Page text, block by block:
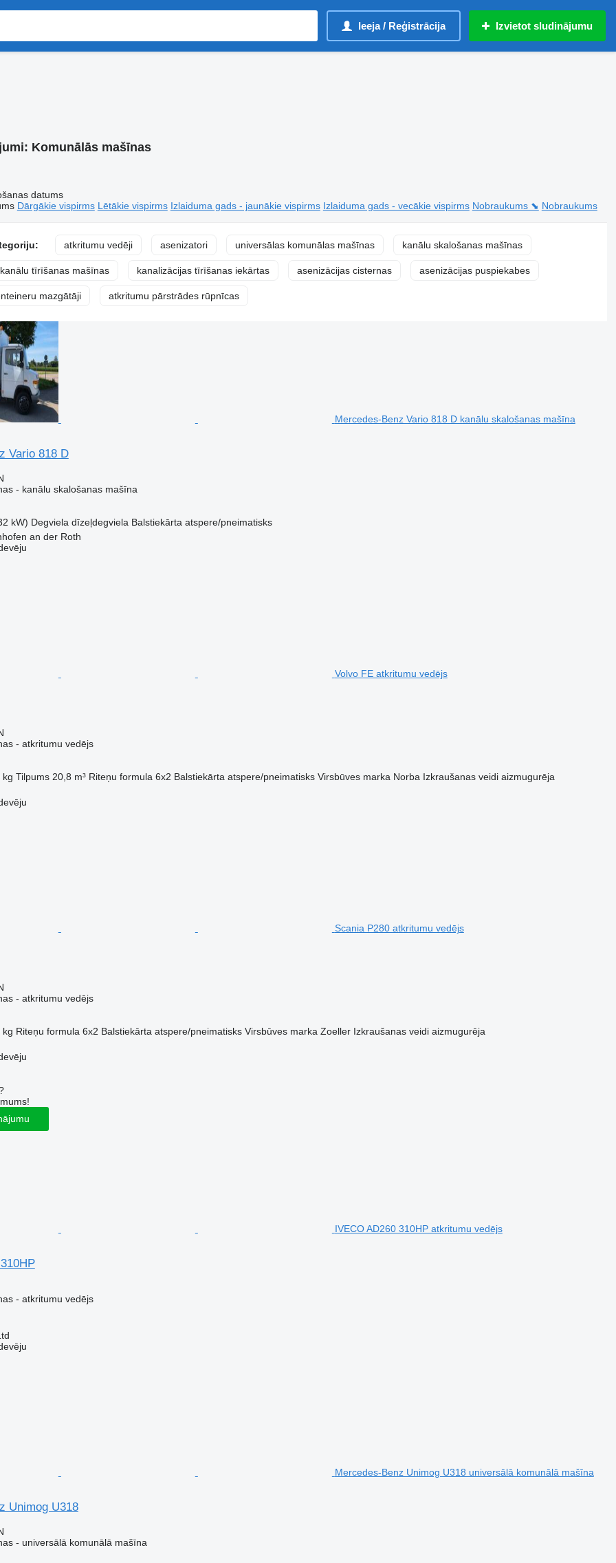
Ieeja / Reģistrācija Izvietot sludinājumu
Komunālās mašīnas
datums
Dārgākie vispirms Lētākie vispirms Izlaiduma gads - jaunākie vispirms Izlaiduma gads - vecākie vispirms Nobraukums ⬊ Nobraukums
atkritumu vedēji asenizatori universālas komunālas mašīnas kanālu skalošanas mašīnas
tīrīšanas mašīnas kanalizācijas tīrīšanas iekārtas asenizācijas cisternas asenizācijas puspiekabes
mazgātāji atkritumu pārstrādes rūpnīcas
Mercedes-Benz Vario 818 D kanālu skalošanas mašīna
Vario 818 D
- kanālu skalošanas mašīna
kW) Degviela dīzeļdegviela Balstiekārta atspere/pneimatisks
an der Roth
Volvo FE atkritumu vedējs
- atkritumu vedējs
kg Tilpums 20,8 m³ Riteņu formula 6x2 Balstiekārta atspere/pneimatisks Virsbūves marka Norba Izkraušanas veidi aizmugurēja
Scania P280 atkritumu vedējs
- atkritumu vedējs
kg Riteņu formula 6x2 Balstiekārta atspere/pneimatisks Virsbūves marka Zoeller Izkraušanas veidi aizmugurēja
IVECO AD260 310HP atkritumu vedējs
- atkritumu vedējs
Mercedes-Benz Unimog U318 universālā komunālā mašīna
Unimog U318
- universālā komunālā mašīna